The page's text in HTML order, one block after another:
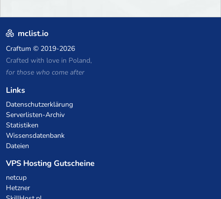
mclist.io
Craftum © 2019-2026
Crafted with love in Poland,
for those who come after
Links
Datenschutzerklärung
Serverlisten-Archiv
Statistiken
Wissensdatenbank
Dateien
VPS Hosting Gutscheine
netcup
Hetzner